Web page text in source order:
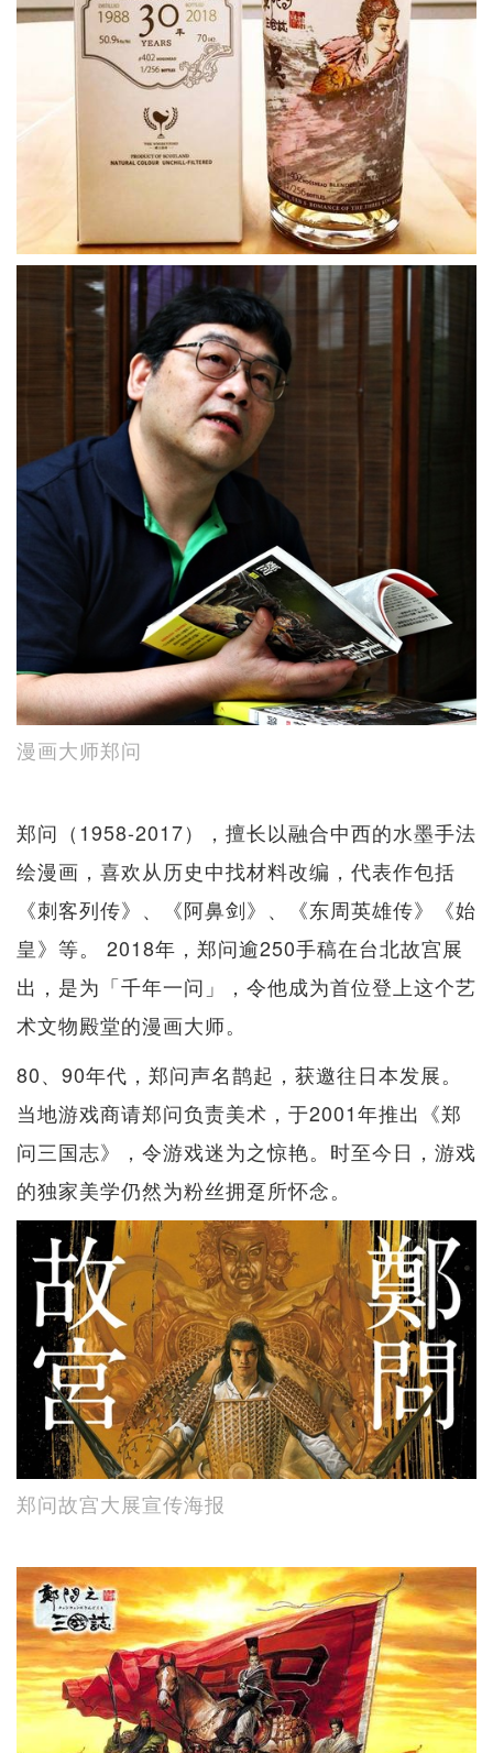
漫画大师郑问
郑问（1958-2017），擅长以融合中西的水墨手法
绘漫画，喜欢从历史中找材料改编，代表作包括
《刺客列传》、《阿鼻剑》、《东周英雄传》《始
皇》等。 2018年，郑问逾250手稿在台北故宫展
出，是为「千年一问」，令他成为首位登上这个艺
术文物殿堂的漫画大师。
80、90年代，郑问声名鹊起，获邀往日本发展。
当地游戏商请郑问负责美术，于2001年推出《郑
问三国志》，令游戏迷为之惊艳。时至今日，游戏
的独家美学仍然为粉丝拥趸所怀念。
郑问故宫大展宣传海报